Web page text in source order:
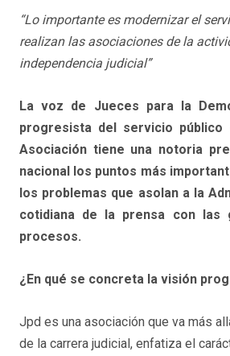
“Lo importante es modernizar el
realizan las asociaciones de la
independencia judicial”
La voz de Jueces para la
progresista del servicio público
Asociación tiene una notoria
nacional los puntos más
los problemas que asolan a la
cotidiana de la prensa con las
procesos.
¿En qué se concreta la visión
Jpd es una asociación que va más
de la carrera judicial, enfatiza el